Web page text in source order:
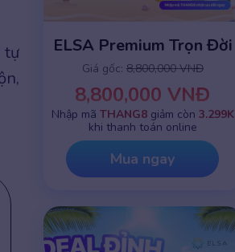
tự
ELSA Premium Trọn Đời
Giá gốc: 8,800,000 VNĐ
8,800,000 VNĐ
Nhập mã THANG8giảm còn 3.299K
khi thanh toán online
Mua ngay